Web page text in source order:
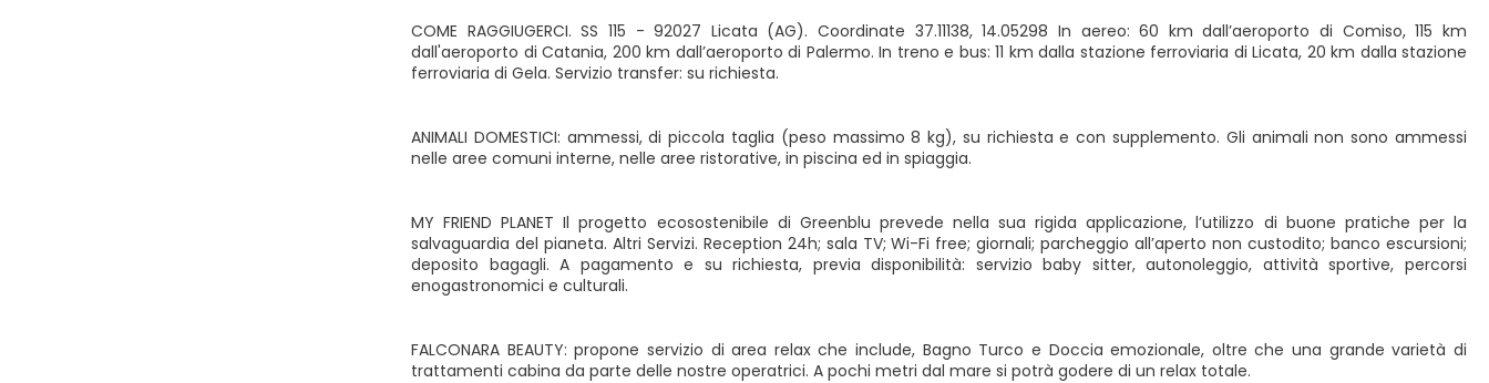
FALCONARA BEAUTY: propone servizio di area relax che include, Bagno Turco e Doccia emozionale, oltre che una grande varietà di
trattamenti cabina da parte delle nostre operatrici. A pochi metri dal mare si potrà godere di un relax totale.
MY FRIEND PLANET Il progetto ecosostenibile di Greenblu prevede nella sua rigida applicazione, l’utilizzo di buone pratiche per la
salvaguardia del pianeta. Altri Servizi. Reception 24h; sala TV; Wi-Fi free; giornali; parcheggio all’aperto non custodito; banco escursioni;
deposito bagagli. A pagamento e su richiesta, previa disponibilità: servizio baby sitter, autonoleggio, attività sportive, percorsi
enogastronomici e culturali.
ANIMALI DOMESTICI: ammessi, di piccola taglia (peso massimo 8 kg), su richiesta e con supplemento. Gli animali non sono ammessi
nelle aree comuni interne, nelle aree ristorative, in piscina ed in spiaggia.
COME RAGGIUGERCI. SS 115 - 92027 Licata (AG). Coordinate 37.11138, 14.05298 In aereo: 60 km dall’aeroporto di Comiso, 115 km
dall'aeroporto di Catania, 200 km dall’aeroporto di Palermo. In treno e bus: 11 km dalla stazione ferroviaria di Licata, 20 km dalla stazione
ferroviaria di Gela. Servizio transfer: su richiesta.